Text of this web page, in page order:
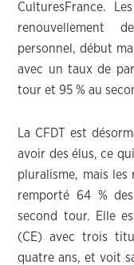
CulturesFrance.
renouvellement
personnel, début
avec un taux de
tour et 95 % au
La CFDT est
avoir des élus, ce
pluralisme, mais les
remporté 64 %
second tour. Elle
(CE) avec trois
quatre ans, et voit